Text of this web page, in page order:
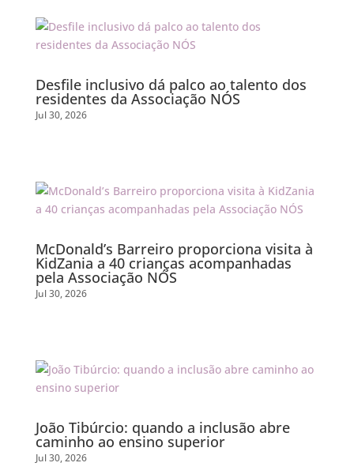
Desfile inclusivo dá palco ao talento dos
residentes da Associação NÓS
Jul 30, 2026
McDonald’s Barreiro proporciona visita à
KidZania a 40 crianças acompanhadas
pela Associação NÓS
Jul 30, 2026
João Tibúrcio: quando a inclusão abre
caminho ao ensino superior
Jul 30, 2026